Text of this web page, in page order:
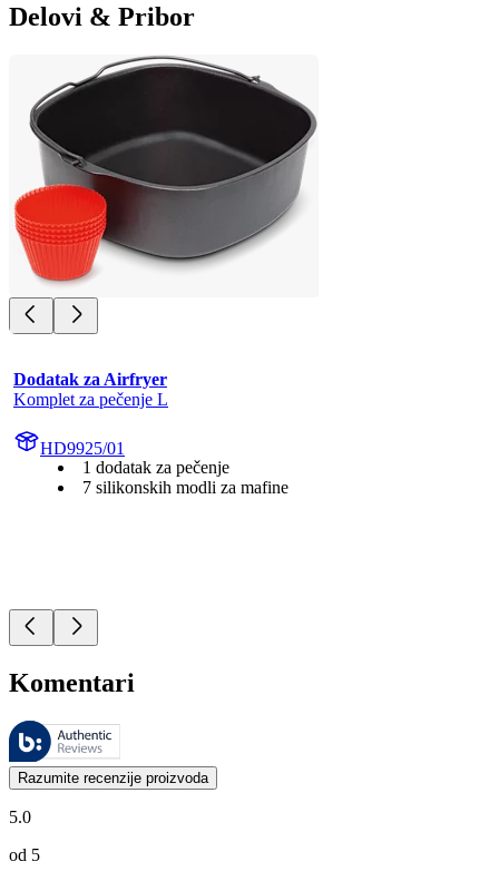
Delovi & Pribor
Dodatak za Airfryer
Komplet za pečenje L
HD9925/01
1 dodatak za pečenje
7 silikonskih modli za mafine
Komentari
Ovim recenzijama upravlja Bazaarvoice i one su u skladu sa
Mišljenja kupaca u obliku ocena proizvoda i zvezdica korisna su za
Razumite recenzije proizvoda
5.0
od 5